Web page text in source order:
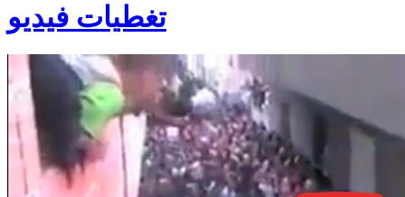
تغطيات فيديو